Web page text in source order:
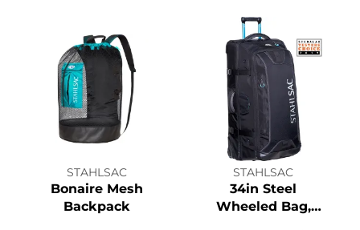
STAHLSAC
Bonaire Mesh
Backpack
STAHLSAC
34in Steel
Wheeled Bag,